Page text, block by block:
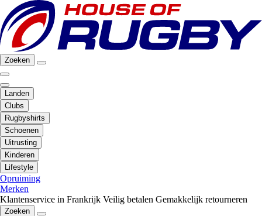
Zoeken
Landen
Clubs
Rugbyshirts
Schoenen
Uitrusting
Kinderen
Lifestyle
Opruiming
Merken
Klantenservice in Frankrijk Veilig betalen Gemakkelijk retourneren
Zoeken